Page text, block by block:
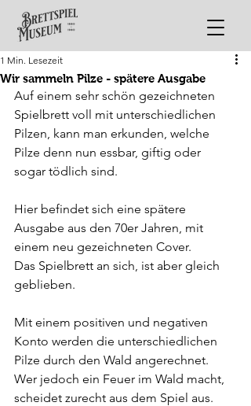
Wir sammeln Pilze - spätere Ausgabe
1 Min. Lesezeit
Auf einem sehr schön gezeichneten
Spielbrett voll mit unterschiedlichen
Pilzen, kann man erkunden, welche
Pilze denn nun essbar, giftig oder
sogar tödlich sind.
Hier befindet sich eine spätere
Ausgabe aus den 70er Jahren, mit
einem neu gezeichneten Cover.
Das Spielbrett an sich, ist aber gleich
geblieben.
Mit einem positiven und negativen
Konto werden die unterschiedlichen
Pilze durch den Wald angerechnet.
Wer jedoch ein Feuer im Wald macht,
scheidet zurecht aus dem Spiel aus.